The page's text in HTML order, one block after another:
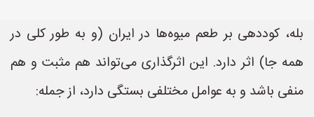
بله، کوددهی بر طعم میوه‌ها در ایران (و به طور کلی در
همه جا) اثر دارد. این اثرگذاری می‌تواند هم مثبت و هم
منفی باشد و به عوامل مختلفی بستگی دارد، از جمله: